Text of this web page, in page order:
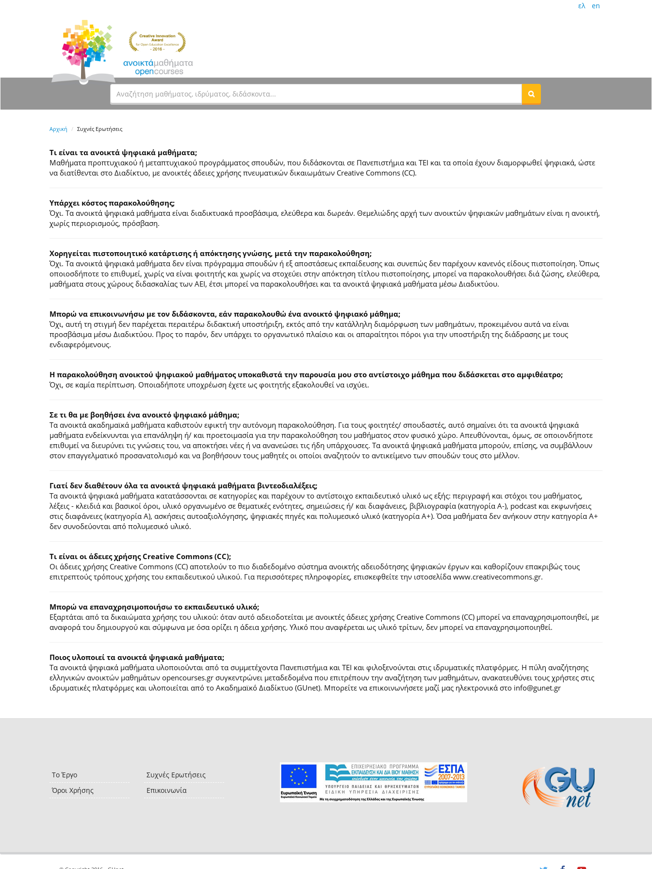
ελ en
Αρχική Συχνές Ερωτήσεις
Τι είναι τα ανοικτά ψηφιακά μαθήματα;
Μαθήματα προπτυχιακού ή μεταπτυχιακού προγράμματος σπουδών, που διδάσκονται σε Πανεπιστήμια και ΤΕΙ και τα οποία έχουν διαμορφωθεί ψηφιακά, ώστε
να διατίθενται στο Διαδίκτυο, με ανοικτές άδειες χρήσης πνευματικών δικαιωμάτων Creative Commons (CC).
Υπάρχει κόστος παρακολούθησης;
Όχι. Τα ανοικτά ψηφιακά μαθήματα είναι διαδικτυακά προσβάσιμα, ελεύθερα και δωρεάν. Θεμελιώδης αρχή των ανοικτών ψηφιακών μαθημάτων είναι η ανοικτή,
χωρίς περιορισμούς, πρόσβαση.
Χορηγείται πιστοποιητικό κατάρτισης ή απόκτησης γνώσης, μετά την παρακολούθηση;
Όχι. Τα ανοικτά ψηφιακά μαθήματα δεν είναι πρόγραμμα σπουδών ή εξ αποστάσεως εκπαίδευσης και συνεπώς δεν παρέχουν κανενός είδους πιστοποίηση. Όπως
οποιοσδήποτε το επιθυμεί, χωρίς να είναι φοιτητής και χωρίς να στοχεύει στην απόκτηση τίτλου πιστοποίησης, μπορεί να παρακολουθήσει διά ζώσης, ελεύθερα,
μαθήματα στους χώρους διδασκαλίας των ΑΕΙ, έτσι μπορεί να παρακολουθήσει και τα ανοικτά ψηφιακά μαθήματα μέσω Διαδικτύου.
Μπορώ να επικοινωνήσω με τον διδάσκοντα, εάν παρακολουθώ ένα ανοικτό ψηφιακό μάθημα;
Όχι, αυτή τη στιγμή δεν παρέχεται περαιτέρω διδακτική υποστήριξη, εκτός από την κατάλληλη διαμόρφωση των μαθημάτων, προκειμένου αυτά να είναι
προσβάσιμα μέσω Διαδικτύου. Προς το παρόν, δεν υπάρχει το οργανωτικό πλαίσιο και οι απαραίτητοι πόροι για την υποστήριξη της διάδρασης με τους
ενδιαφερόμενους.
Η παρακολούθηση ανοικτού ψηφιακού μαθήματος υποκαθιστά την παρουσία μου στο αντίστοιχο μάθημα που διδάσκεται στο αμφιθέατρο;
Όχι, σε καμία περίπτωση. Οποιαδήποτε υποχρέωση έχετε ως φοιτητής εξακολουθεί να ισχύει.
Σε τι θα με βοηθήσει ένα ανοικτό ψηφιακό μάθημα;
Τα ανοικτά ακαδημαϊκά μαθήματα καθιστούν εφικτή την αυτόνομη παρακολούθηση. Για τους φοιτητές/ σπουδαστές, αυτό σημαίνει ότι τα ανοικτά ψηφιακά
μαθήματα ενδείκνυνται για επανάληψη ή/ και προετοιμασία για την παρακολούθηση του μαθήματος στον φυσικό χώρο. Απευθύνονται, όμως, σε οποιονδήποτε
επιθυμεί να διευρύνει τις γνώσεις του, να αποκτήσει νέες ή να ανανεώσει τις ήδη υπάρχουσες. Τα ανοικτά ψηφιακά μαθήματα μπορούν, επίσης, να συμβάλλουν
στον επαγγελματικό προσανατολισμό και να βοηθήσουν τους μαθητές οι οποίοι αναζητούν το αντικείμενο των σπουδών τους στο μέλλον.
Γιατί δεν διαθέτουν όλα τα ανοικτά ψηφιακά μαθήματα βιντεοδιαλέξεις;
Τα ανοικτά ψηφιακά μαθήματα κατατάσσονται σε κατηγορίες και παρέχουν το αντίστοιχο εκπαιδευτικό υλικό ως εξής: περιγραφή και στόχοι του μαθήματος,
λέξεις - κλειδιά και βασικοί όροι, υλικό οργανωμένο σε θεματικές ενότητες, σημειώσεις ή/ και διαφάνειες, βιβλιογραφία (κατηγορία Α-), podcast και εκφωνήσεις
στις διαφάνειες (κατηγορία Α), ασκήσεις αυτοαξιολόγησης, ψηφιακές πηγές και πολυμεσικό υλικό (κατηγορία Α+). Όσα μαθήματα δεν ανήκουν στην κατηγορία Α+
δεν συνοδεύονται από πολυμεσικό υλικό.
Τι είναι οι άδειες χρήσης Creative Commons (CC);
Οι άδειες χρήσης Creative Commons (CC) αποτελούν το πιο διαδεδομένο σύστημα ανοικτής αδειοδότησης ψηφιακών έργων και καθορίζουν επακριβώς τους
επιτρεπτούς τρόπους χρήσης του εκπαιδευτικού υλικού. Για περισσότερες πληροφορίες, επισκεφθείτε την ιστοσελίδα www.creativecommons.gr.
Mπορώ να επαναχρησιμοποιήσω το εκπαιδευτικό υλικό;
Εξαρτάται από τα δικαιώματα χρήσης του υλικού: όταν αυτό αδειοδοτείται με ανοικτές άδειες χρήσης Creative Commons (CC) μπορεί να επαναχρησιμοποιηθεί, με
αναφορά του δημιουργού και σύμφωνα με όσα ορίζει η άδεια χρήσης. Υλικό που αναφέρεται ως υλικό τρίτων, δεν μπορεί να επαναχρησιμοποιηθεί.
Ποιος υλοποιεί τα ανοικτά ψηφιακά μαθήματα;
Τα ανοικτά ψηφιακά μαθήματα υλοποιούνται από τα συμμετέχοντα Πανεπιστήμια και ΤΕΙ και φιλοξενούνται στις ιδρυματικές πλατφόρμες. H πύλη αναζήτησης
ελληνικών ανοικτών μαθημάτων opencourses.gr συγκεντρώνει μεταδεδομένα που επιτρέπουν την αναζήτηση των μαθημάτων, ανακατευθύνει τους χρήστες στις
ιδρυματικές πλατφόρμες και υλοποιείται από το Ακαδημαϊκό Διαδίκτυο (GUnet). Μπορείτε να επικοινωνήσετε μαζί μας ηλεκτρονικά στο info@gunet.gr
Το Έργο
Όροι Χρήσης
Συχνές Ερωτήσεις
Επικοινωνία